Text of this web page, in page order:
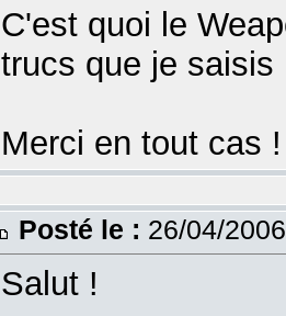
C'est quoi le
trucs que je
Merci en tout cas !
Posté le : 26/04/
Salut !